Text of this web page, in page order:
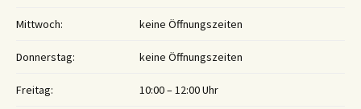
Mittwoch: keine Öffnungszeiten
Donnerstag: keine Öffnungszeiten
Freitag: 10:00 – 12:00 Uhr